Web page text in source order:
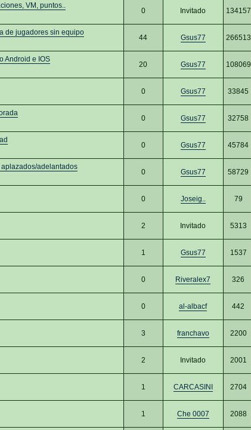
VM, puntos..
0 Invitado 134157
de jugadores sin equipo
44 Gsus77 266513
Android e IOS
20 Gsus77 108069
0 Gsus77 33845
0 Gsus77 32758
0 Gsus77 45784
aplazados/adelantados
0 Gsus77 58729
0 Joseig.. 79
2 Invitado 5313
1 Gsus77 1537
0 Riveralex7 326
0 al-albacf 442
3 franchavo 2200
2 Invitado 2001
1 CARCASINI 2704
1 Che 0007 2088